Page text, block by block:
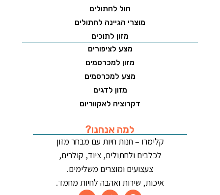
חול לחתולים
מוצרי הגיינה לחתולים
מזון לתוכים
מצע לציפורים
מזון למכרסמים
מצע למכרסמים
מזון לדגים
דקרוציה לאקווריום
למה אנחנו?
קלימרו – חנות חיות עם מבחר מזון
לכלבים ולחתולים, ציוד, קולרים,
צעצועים ומוצרים משלימים.
איכות, שירות ואהבה לחיות מחמד.